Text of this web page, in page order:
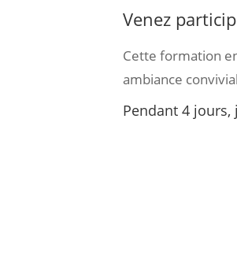
Venez
Cette formation
ambiance
Pendant 4